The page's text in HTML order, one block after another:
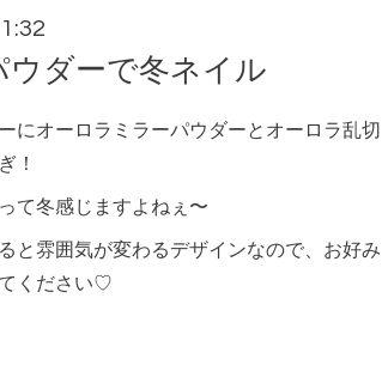
ウダーで冬ネイル
にオーロラミラーパウダーとオーロラ乱切
！
て冬感じますよねぇ〜
と雰囲気が変わるデザインなので、お好み
ください♡